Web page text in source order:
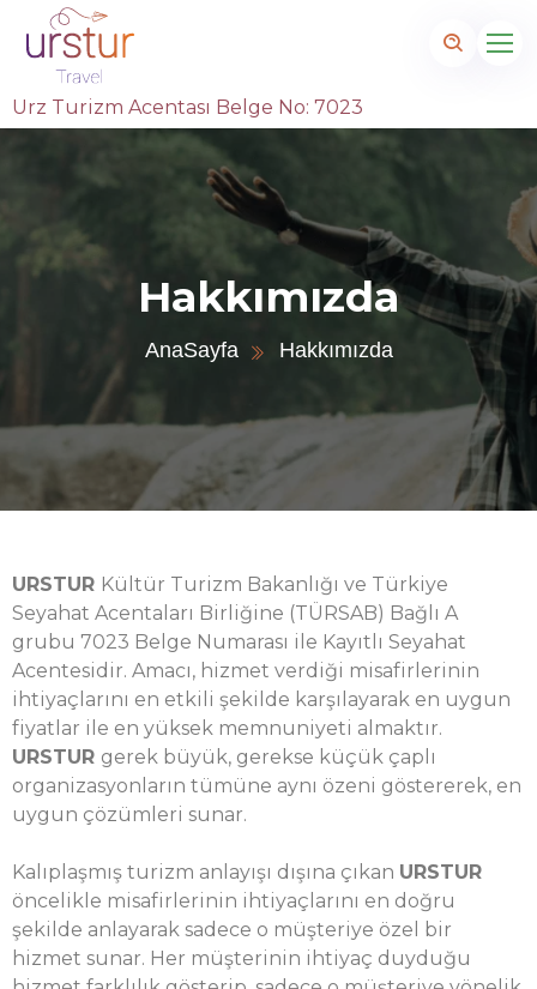
Urz Turizm Acentası Belge No: 7023
Hakkımızda
AnaSayfa Hakkımızda
URSTUR Kültür Turizm Bakanlığı ve Türkiye
Seyahat Acentaları Birliğine (TÜRSAB) Bağlı A
grubu 7023 Belge Numarası ile Kayıtlı Seyahat
Acentesidir. Amacı, hizmet verdiği misafirlerinin
ihtiyaçlarını en etkili şekilde karşılayarak en uygun
fiyatlar ile en yüksek memnuniyeti almaktır.
URSTUR gerek büyük, gerekse küçük çaplı
organizasyonların tümüne aynı özeni göstererek, en
uygun çözümleri sunar.
Kalıplaşmış turizm anlayışı dışına çıkan URSTUR
öncelikle misafirlerinin ihtiyaçlarını en doğru
şekilde anlayarak sadece o müşteriye özel bir
hizmet sunar. Her müşterinin ihtiyaç duyduğu